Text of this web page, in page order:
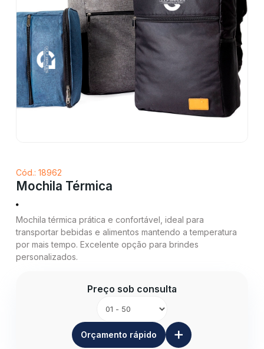
Cód.: 18962
Mochila Térmica
Mochila térmica prática e confortável, ideal para
transportar bebidas e alimentos mantendo a temperatura
por mais tempo. Excelente opção para brindes
personalizados.
Preço sob consulta
Orçamento rápido +